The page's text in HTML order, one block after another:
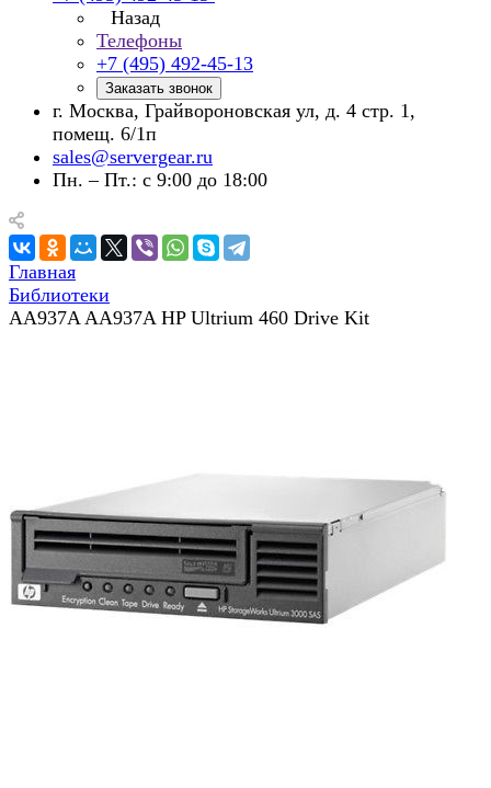
Назад
Телефоны
+7 (495) 492-45-13
Заказать звонок
г. Москва, Грайвороновская ул, д. 4 стр. 1,
помещ. 6/1п
sales@servergear.ru
Пн. – Пт.: с 9:00 до 18:00
Главная
Библиотеки
AA937A AA937A HP Ultrium 460 Drive Kit